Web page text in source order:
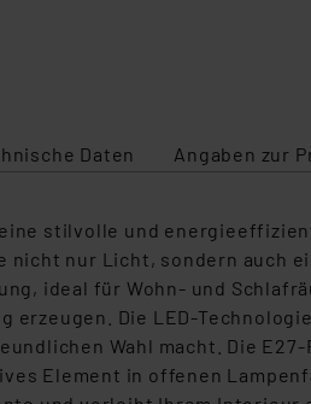
Daten Angaben zur
stilvolle und
nur Licht, sondern auch
ideal für Wohn- und
erzeugen. Die LED-
Wahl macht. Die
Element in offenen